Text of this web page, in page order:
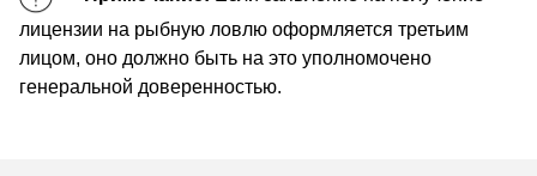
лицензии на рыбную ловлю оформляется третьим
лицом, оно должно быть на это уполномочено
генеральной доверенностью.